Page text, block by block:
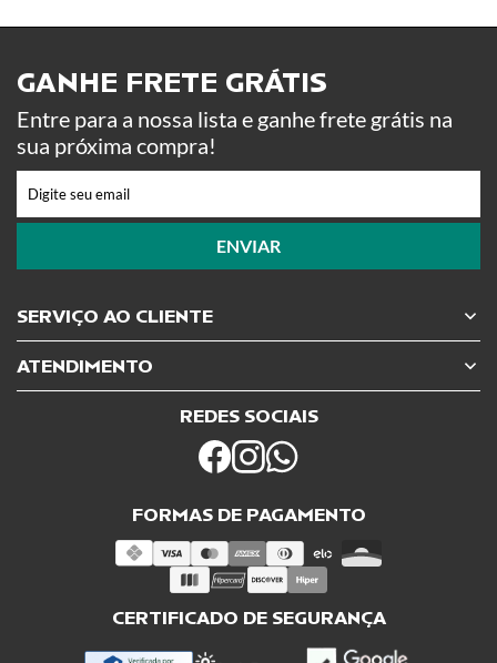
SERVIÇO AO CLIENTE
ATENDIMENTO
REDES SOCIAIS
FORMAS DE PAGAMENTO
CERTIFICADO DE SEGURANÇA
GANHE FRETE GRÁTIS ​
Entre para a nossa lista e ganhe frete grátis na
sua próxima compra!
ENVIAR